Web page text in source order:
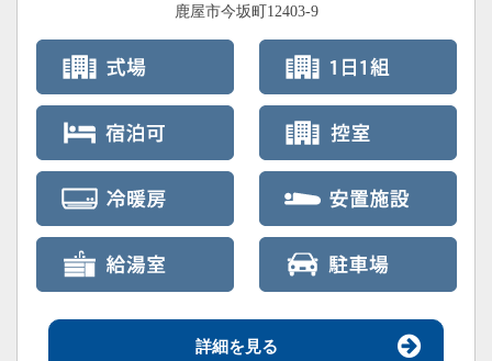
鹿屋市今坂町12403-9
詳細を見る